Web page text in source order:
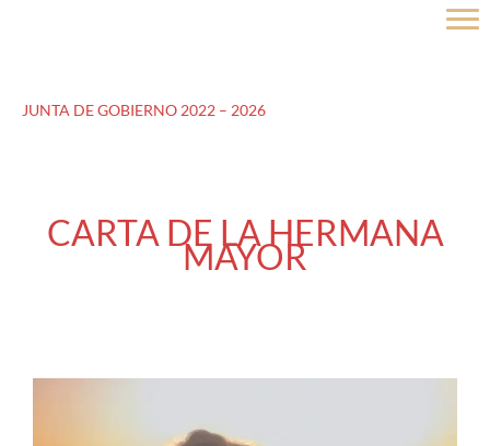
JUNTA DE GOBIERNO 2022 – 2026
CARTA DE LA HERMANA
MAYOR